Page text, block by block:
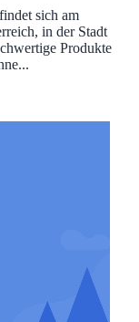
sich am
in der Stadt
Produkte